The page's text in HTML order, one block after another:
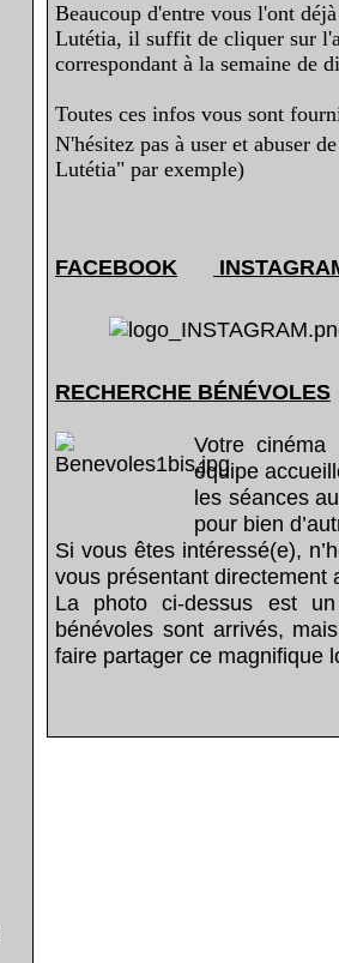
Beaucoup d'entre vous l'ont
Lutétia, il suffit de cliquer sur
correspondant à la semaine de
Toutes ces infos vous sont
N'hésitez pas à user et abuser
Lutétia" par exemple)
FACEBOOK
RECHERCHE BÉNÉVOLES
Votre
équipe
les séances
pour bien
Si vous êtes intéressé(e),
vous présentant directement
La photo ci-dessus est
bénévoles sont arrivés,
faire partager ce magnifique